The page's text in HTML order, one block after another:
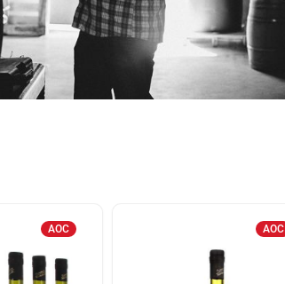
AOC AOC